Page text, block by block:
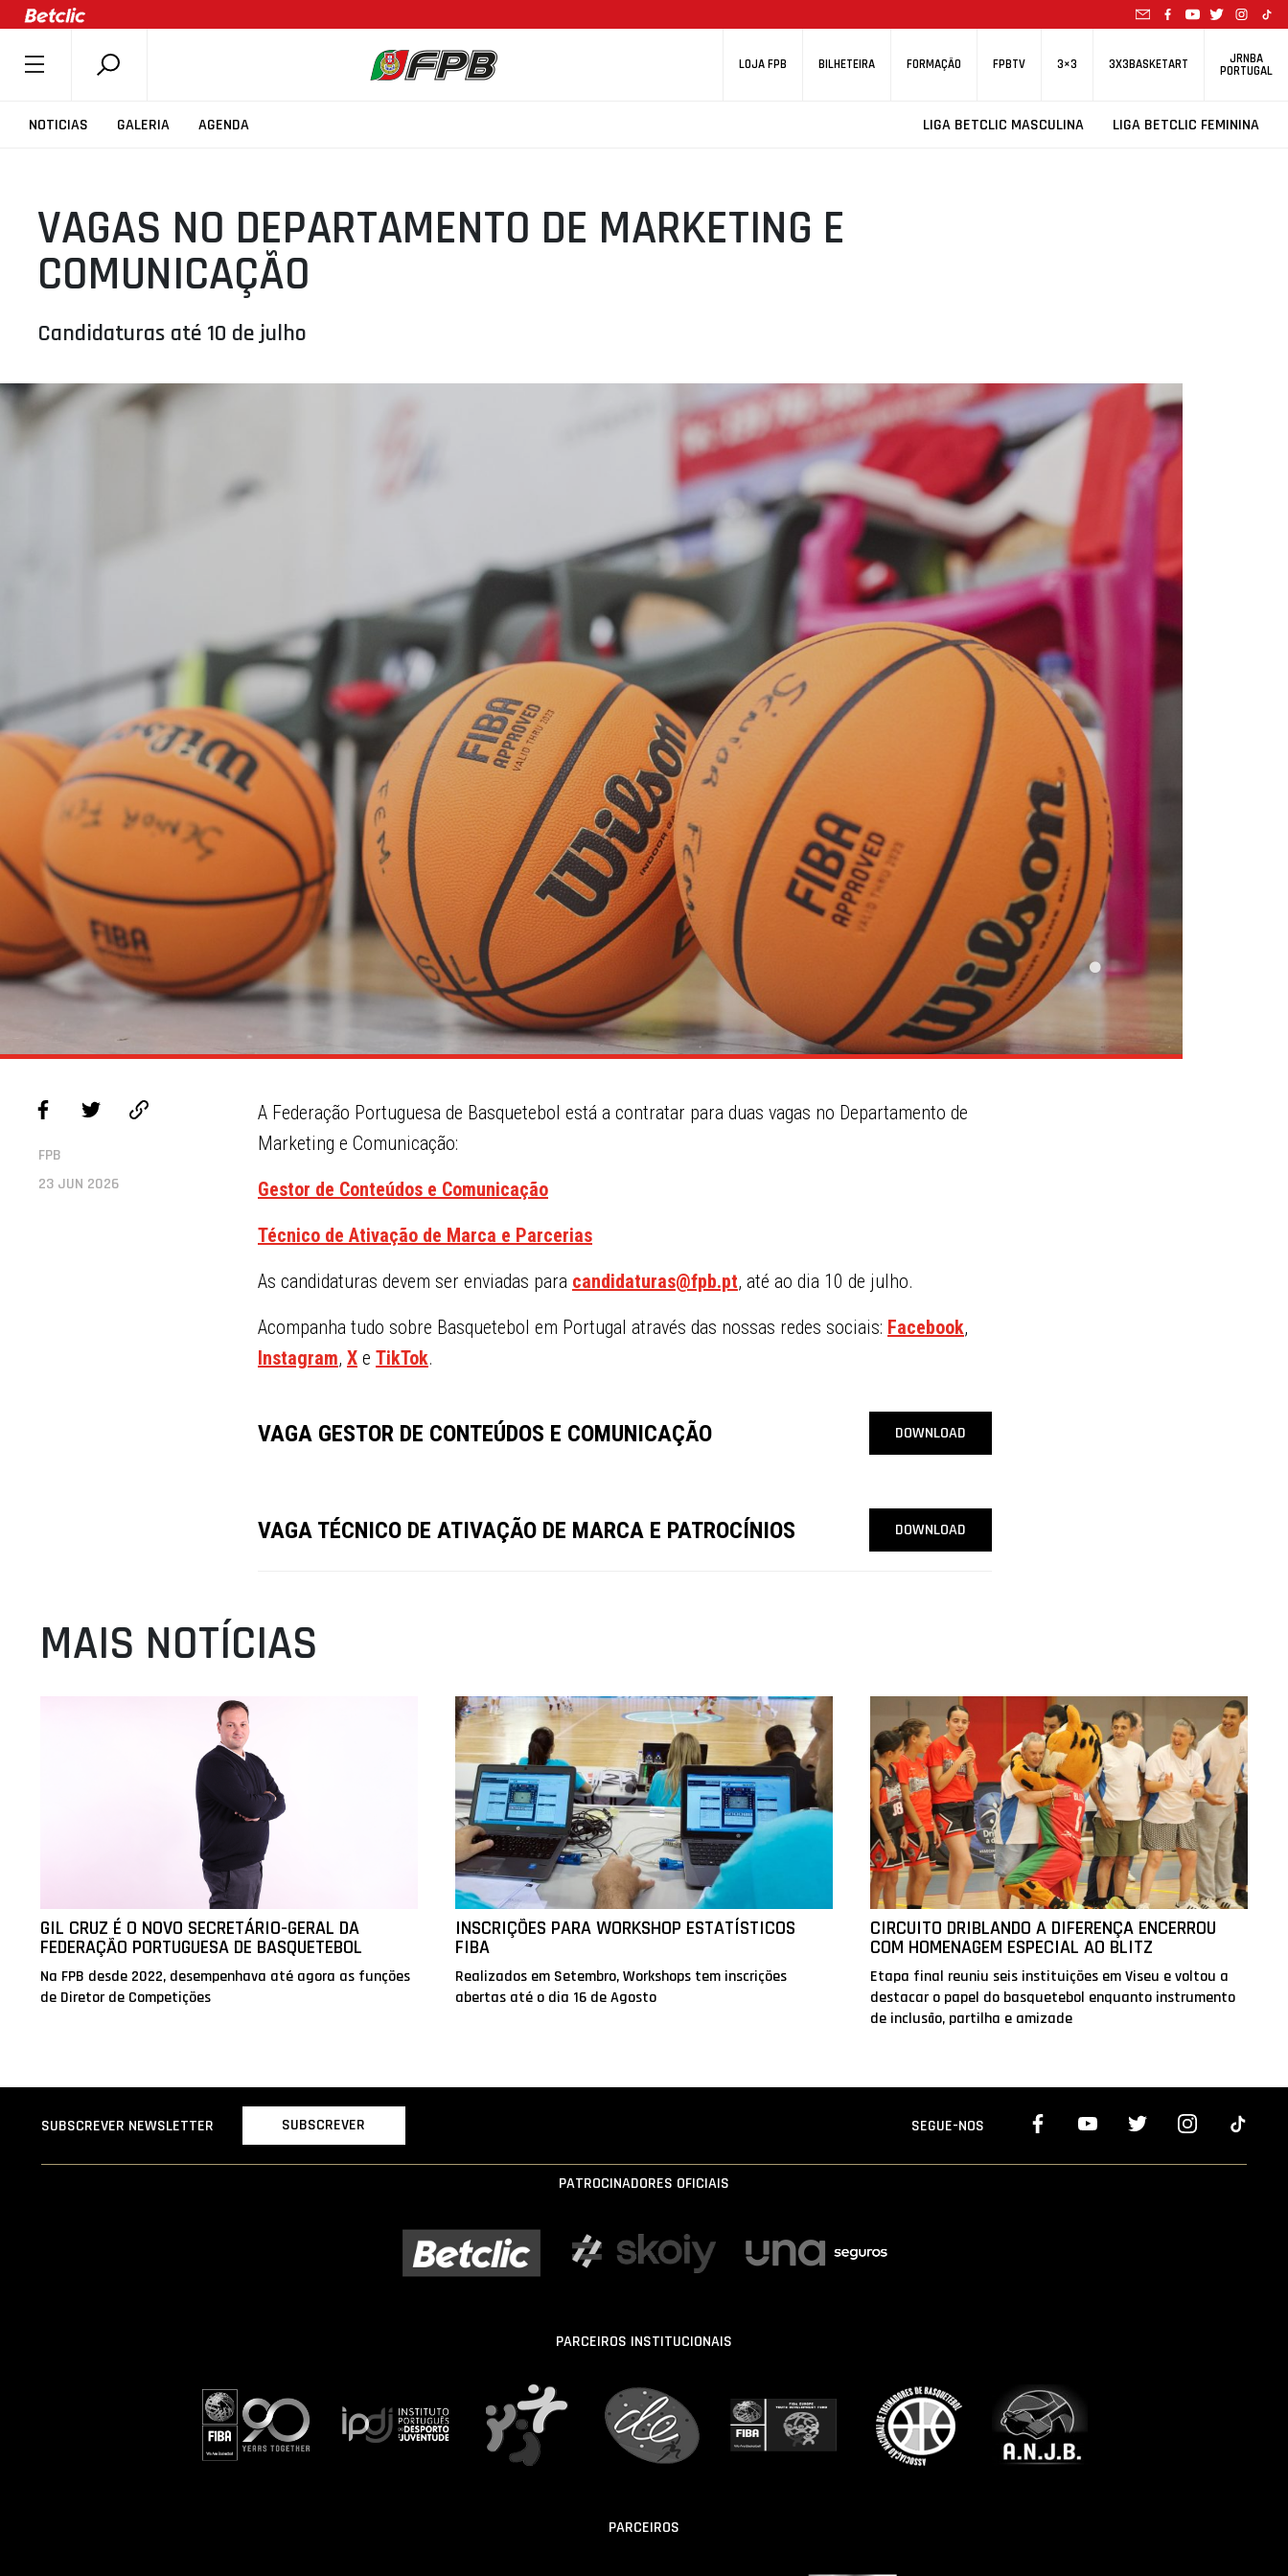
LOJA FPB BILHETEIRA FORMAÇÃO FPBTV 3×3 3X3BASKETART JRNBA
PORTUGAL
NOTICIAS GALERIA AGENDA LIGA BETCLIC MASCULINA LIGA BETCLIC FEMININA
SOBRE A FPB
COMPETIÇÕES
ASSOCIAÇÕES
CLUBES
AGENTES
SELEÇÕES
MINIBASQUETE
VAGAS NO DEPARTAMENTO DE MARKETING E
COMUNICAÇÃO
Candidaturas até 10 de julho
FPB
23 JUN 2026
A Federação Portuguesa de Basquetebol está a contratar para duas vagas no Departamento de
Marketing e Comunicação:
Gestor de Conteúdos e Comunicação
Técnico de Ativação de Marca e Parcerias
As candidaturas devem ser enviadas para candidaturas@fpb.pt, até ao dia 10 de julho.
Acompanha tudo sobre Basquetebol em Portugal através das nossas redes sociais: Facebook,
Instagram, X e TikTok.
VAGA GESTOR DE CONTEÚDOS E COMUNICAÇÃO DOWNLOAD
VAGA TÉCNICO DE ATIVAÇÃO DE MARCA E PATROCÍNIOS DOWNLOAD
MAIS NOTÍCIAS
GIL CRUZ É O NOVO SECRETÁRIO-GERAL DA
FEDERAÇÃO PORTUGUESA DE BASQUETEBOL
Na FPB desde 2022, desempenhava até agora as funções
de Diretor de Competições
INSCRIÇÕES PARA WORKSHOP ESTATÍSTICOS
FIBA
Realizados em Setembro, Workshops tem inscrições
abertas até o dia 16 de Agosto
CIRCUITO DRIBLANDO A DIFERENÇA ENCERROU
COM HOMENAGEM ESPECIAL AO BLITZ
Etapa final reuniu seis instituições em Viseu e voltou a
destacar o papel do basquetebol enquanto instrumento
de inclusão, partilha e amizade
SUBSCREVER NEWSLETTER SUBSCREVER SEGUE-NOS
PATROCINADORES OFICIAIS
PARCEIROS INSTITUCIONAIS
PARCEIROS